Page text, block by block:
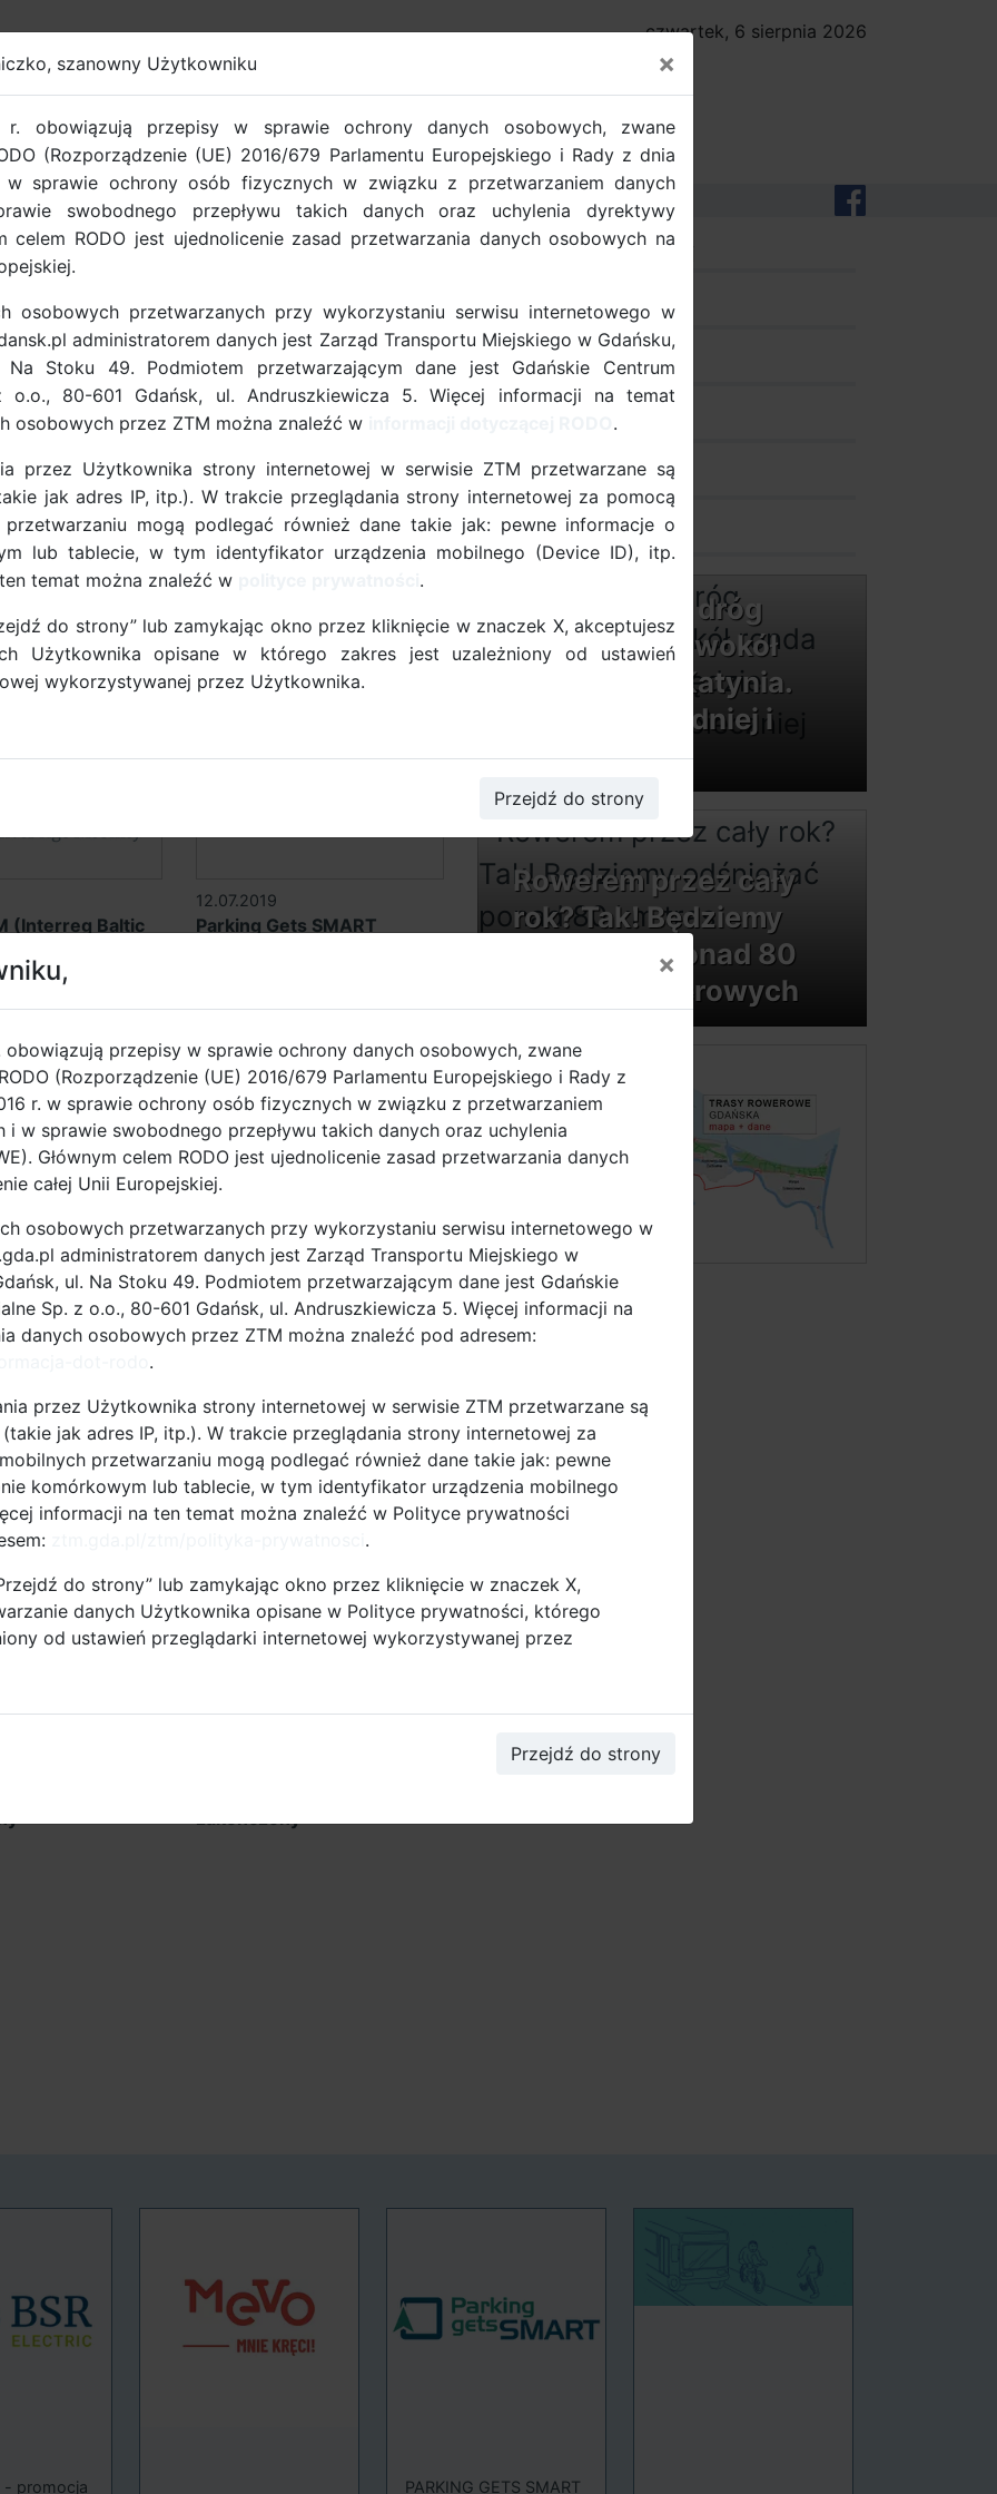
GDAŃSK
czwartek, 6 sierpnia 2026
South
08.01.2025
STEP UP (Interreg Europe)
Urban Mobility)
17.11.2023
Baltic E-ferry (Interreg
South Baltic)
(Interreg Baltic
12.07.2019
Parking Gets SMART
- projekt
28.07.2017
Sea Region) - projekt
zakończony
Central
25.07.2016
SWITCH (Intelligent Energy
Europe) - projekt
dobre praktyki
pomiary ruchu
dokumenty
projekty UE
zamów stojak
kontakt
Trwa remont dróg
rowerowych wokół
ronda Ofiar Katynia.
Będzie wygodniej i
bezpieczniej
Rowerem przez cały
rok? Tak! Będziemy
odśnieżać ponad 80
km tras rowerowych
- promocja PARKING GETS SMART
szanowny Użytkowniku ×
obowiązują przepisy w sprawie ochrony danych osobowych, zwane
(Rozporządzenie (UE) 2016/679 Parlamentu Europejskiego i Rady z dnia
sprawie ochrony osób fizycznych w związku z przetwarzaniem danych
swobodnego przepływu takich danych oraz uchylenia dyrektywy
celem RODO jest ujednolicenie zasad przetwarzania danych osobowych na
osobowych przetwarzanych przy wykorzystaniu serwisu internetowego w
administratorem danych jest Zarząd Transportu Miejskiego w Gdańsku,
Stoku 49. Podmiotem przetwarzającym dane jest Gdańskie Centrum
o.o., 80-601 Gdańsk, ul. Andruszkiewicza 5. Więcej informacji na temat
osobowych przez ZTM można znaleźć w
.
przez Użytkownika strony internetowej w serwisie ZTM przetwarzane są
jak adres IP, itp.). W trakcie przeglądania strony internetowej za pomocą
przetwarzaniu mogą podlegać również dane takie jak: pewne informacje o
lub tablecie, w tym identyfikator urządzenia mobilnego (Device ID), itp.
temat można znaleźć w
.
do strony” lub zamykając okno przez kliknięcie w znaczek X, akceptujesz
Użytkownika opisane w którego zakres jest uzależniony od ustawień
wykorzystywanej przez Użytkownika.
Przejdź do strony
×
obowiązują przepisy w sprawie ochrony danych osobowych, zwane
(Rozporządzenie (UE) 2016/679 Parlamentu Europejskiego i Rady z
r. w sprawie ochrony osób fizycznych w związku z przetwarzaniem
i w sprawie swobodnego przepływu takich danych oraz uchylenia
Głównym celem RODO jest ujednolicenie zasad przetwarzania danych
całej Unii Europejskiej.
osobowych przetwarzanych przy wykorzystaniu serwisu internetowego w
administratorem danych jest Zarząd Transportu Miejskiego w
ul. Na Stoku 49. Podmiotem przetwarzającym dane jest Gdańskie
Sp. z o.o., 80-601 Gdańsk, ul. Andruszkiewicza 5. Więcej informacji na
danych osobowych przez ZTM można znaleźć pod adresem:
.
przez Użytkownika strony internetowej w serwisie ZTM przetwarzane są
jak adres IP, itp.). W trakcie przeglądania strony internetowej za
przetwarzaniu mogą podlegać również dane takie jak: pewne
komórkowym lub tablecie, w tym identyfikator urządzenia mobilnego
informacji na ten temat można znaleźć w Polityce prywatności
.
do strony” lub zamykając okno przez kliknięcie w znaczek X,
danych Użytkownika opisane w Polityce prywatności, którego
od ustawień przeglądarki internetowej wykorzystywanej przez
Przejdź do strony